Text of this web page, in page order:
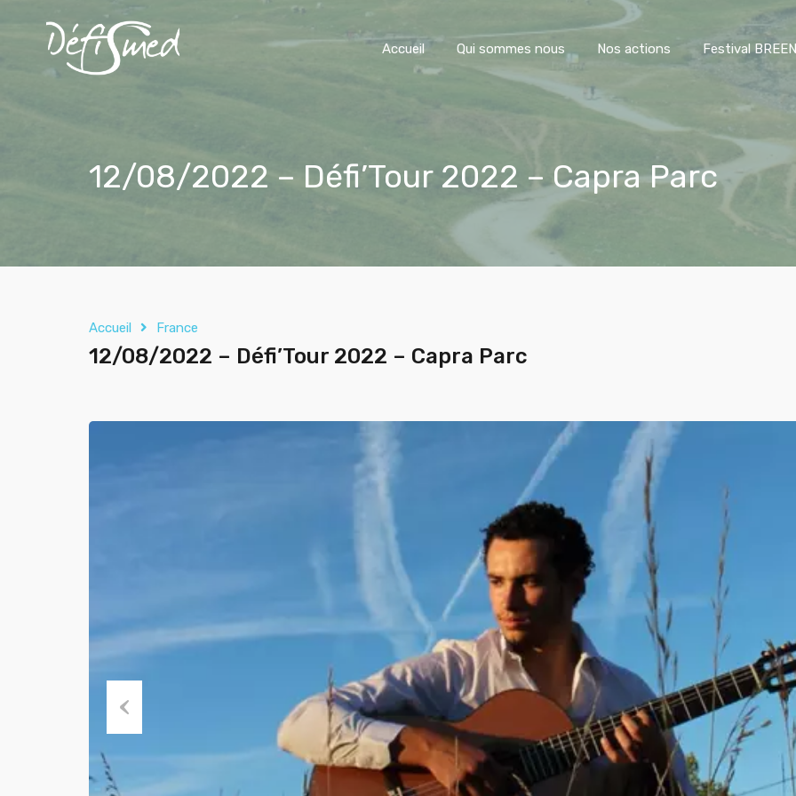
Accueil Qui sommes nous
Accueil
Qui sommes nous Nos actions Festival
12/08/2022 – Défi’Tour 2022 – Capra Parc
Accueil France
12/08/2022 – Défi’Tour 2022 – Capra Parc